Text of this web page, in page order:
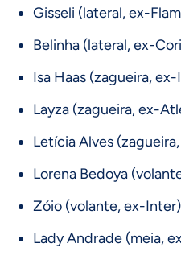
Gisseli (lateral, ex-
Belinha (lateral, ex-
Isa Haas (zagueira,
Layza (zagueira, ex-
Letícia Alves
Lorena Bedoya
Zóio (volante, ex-Inter)
Lady Andrade (meia,